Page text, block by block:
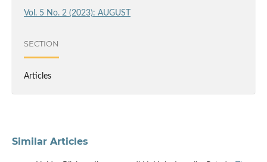
Vol. 5 No. 2 (2023): AUGUST
SECTION
Articles
Similar Articles